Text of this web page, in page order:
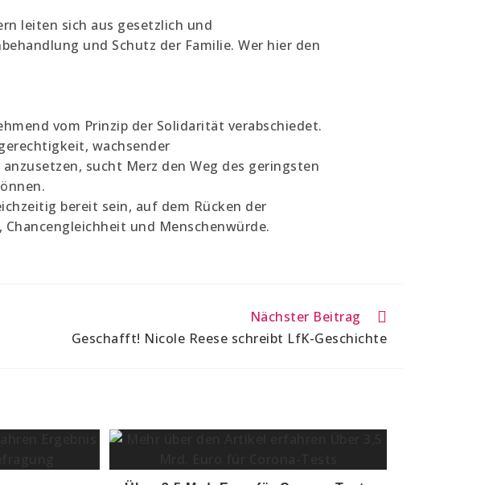
leiten sich aus gesetzlich und
und Schutz der Familie. Wer hier den
vom Prinzip der Solidarität verabschiedet.
wachsender
sucht Merz den Weg des geringsten
bereit sein, auf dem Rücken der
und Menschenwürde.
Nächster Beitrag
Geschafft! Nicole Reese schreibt LfK-Geschichte